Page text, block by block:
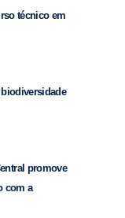
técnico em
promove
com a